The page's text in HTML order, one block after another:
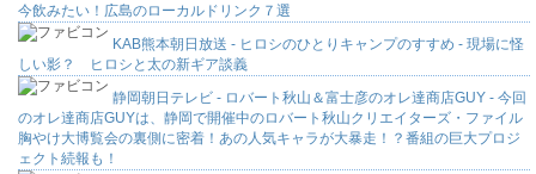
今飲みたい！広島のローカルドリンク７選
KAB熊本朝日放送 - ヒロシのひとりキャンプのすすめ - 現場に怪
しい影？ ヒロシと太の新ギア談義
静岡朝日テレビ - ロバート秋山＆富士彦のオレ達商店GUY - 今回
のオレ達商店GUYは、静岡で開催中のロバート秋山クリエイターズ・ファイル
胸やけ大博覧会の裏側に密着！あの人気キャラが大暴走！？番組の巨大プロジ
ェクト続報も！